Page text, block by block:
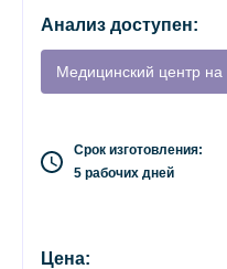
Анализ доступен:
Медицинский центр
Срок изготовления:
5 рабочих дней
Цена: